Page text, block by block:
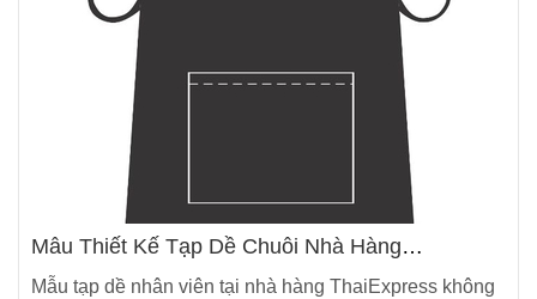
Mẫu Thiết Kế Tạp Dề Chuỗi Nhà Hàng
Mẫu tạp dề nhân viên tại nhà hàng ThaiExpress không